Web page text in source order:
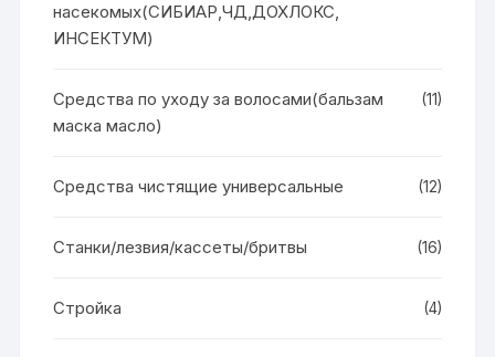
насекомых(СИБИАР,ЧД,ДОХЛОКС,
ИНСЕКТУМ)
Средства по уходу за волосами(бальзам
маска масло)
(11)
Средства чистящие универсальные (12)
Станки/лезвия/кассеты/бритвы (16)
Стройка (4)